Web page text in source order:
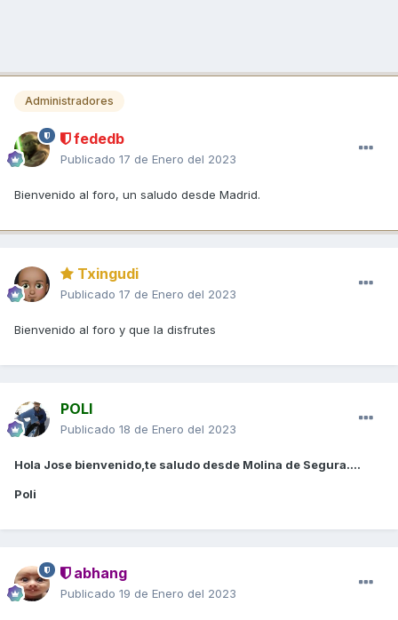
Administradores
fededb
Publicado 17 de Enero del 2023
Bienvenido al foro, un saludo desde Madrid.
Txingudi
Publicado 17 de Enero del 2023
Bienvenido al foro y que la disfrutes
POLI
Publicado 18 de Enero del 2023
Hola Jose bienvenido,te saludo desde Molina de Segura....
Poli
abhang
Publicado 19 de Enero del 2023